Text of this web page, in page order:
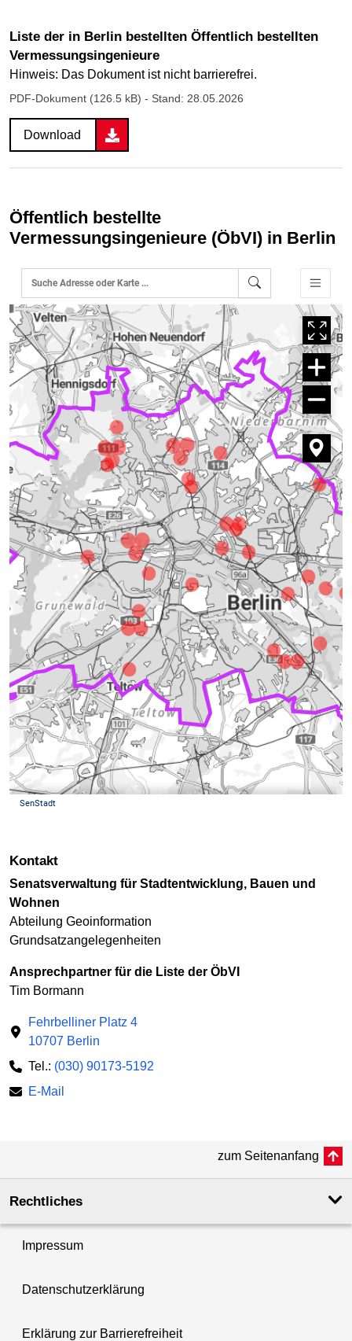
Liste der in Berlin bestellten Öffentlich bestellten
Vermessungsingenieure
Hinweis: Das Dokument ist nicht barrierefrei.
PDF-Dokument (126.5 kB) - Stand: 28.05.2026
Download
Öffentlich bestellte
Vermessungsingenieure (ÖbVI) in Berlin
Kontakt
Senatsverwaltung für Stadtentwicklung, Bauen und
Wohnen
Abteilung Geoinformation
Grundsatzangelegenheiten
Ansprechpartner für die Liste der ÖbVI
Tim Bormann
Fehrbelliner Platz 4
10707 Berlin
Tel.: (030) 90173-5192
E-Mail
zum Seitenanfang
Rechtliches
Impressum
Datenschutzerklärung
Erklärung zur Barrierefreiheit